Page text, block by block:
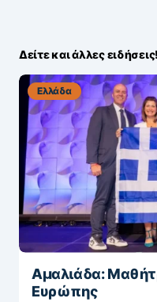
Δείτε και άλλες ειδήσεις!
Ελλάδα
Αμαλιάδα:
Ευρώπης